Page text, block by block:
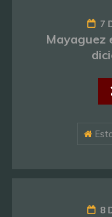
7
Mayaguez
8